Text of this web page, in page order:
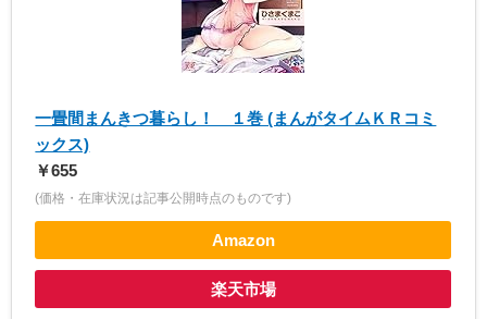
一畳間まんきつ暮らし！ １巻 (まんがタイムＫＲコミ
ックス)
￥655
(価格・在庫状況は記事公開時点のものです)
Amazon
楽天市場